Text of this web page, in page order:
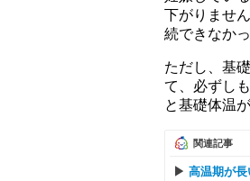
下がりませ
続できなか
ただし、基
て、必ずし
と基礎体温
関連記事
高温期が